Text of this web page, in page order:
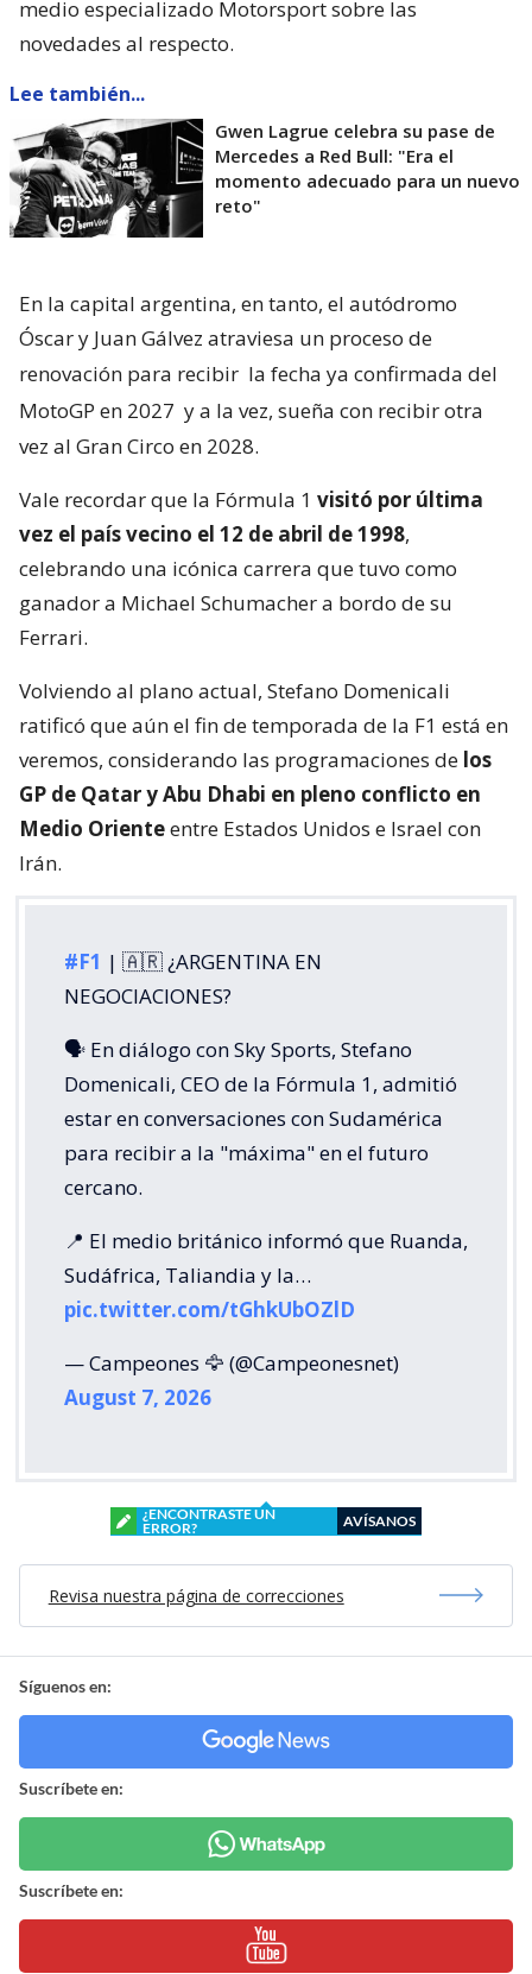
medio especializado Motorsport sobre las
novedades al respecto.
Lee también...
Gwen Lagrue celebra su pase de
Mercedes a Red Bull: "Era el
momento adecuado para un nuevo
reto"
En la capital argentina, en tanto, el autódromo
Óscar y Juan Gálvez atraviesa un proceso de
renovación para recibir la fecha ya confirmada del
MotoGP en 2027 y a la vez, sueña con recibir otra
vez al Gran Circo en 2028.
Vale recordar que la Fórmula 1 visitó por última
vez el país vecino el 12 de abril de 1998,
celebrando una icónica carrera que tuvo como
ganador a Michael Schumacher a bordo de su
Ferrari.
Volviendo al plano actual, Stefano Domenicali
ratificó que aún el fin de temporada de la F1 está en
veremos, considerando las programaciones de los
GP de Qatar y Abu Dhabi en pleno conflicto en
Medio Orienteentre Estados Unidos e Israel con
Irán.
#F1 | 🇦🇷 ¿ARGENTINA EN
NEGOCIACIONES?
🗣️ En diálogo con Sky Sports, Stefano
Domenicali, CEO de la Fórmula 1, admitió
estar en conversaciones con Sudamérica
para recibir a la "máxima" en el futuro
cercano.
📍 El medio británico informó que Ruanda,
Sudáfrica, Taliandia y la…
pic.twitter.com/tGhkUbOZlD
— Campeones 🦅 (@Campeonesnet)
August 7, 2026
¿ENCONTRASTE UN
ERROR?
AVÍSANOS
Revisa nuestra página de correcciones
Síguenos en:
Suscríbete en:
Suscríbete en: